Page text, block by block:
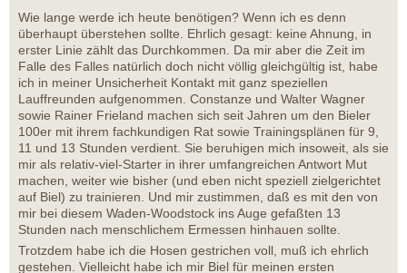
Wie lange werde ich heute benötigen? Wenn ich es denn
überhaupt überstehen sollte. Ehrlich gesagt: keine Ahnung, in
erster Linie zählt das Durchkommen. Da mir aber die Zeit im
Falle des Falles natürlich doch nicht völlig gleichgültig ist, habe
ich in meiner Unsicherheit Kontakt mit ganz speziellen
Lauffreunden aufgenommen. Constanze und Walter Wagner
sowie Rainer Frieland machen sich seit Jahren um den Bieler
100er mit ihrem fachkundigen Rat sowie Trainingsplänen für 9,
11 und 13 Stunden verdient. Sie beruhigen mich insoweit, als sie
mir als relativ-viel-Starter in ihrer umfangreichen Antwort Mut
machen, weiter wie bisher (und eben nicht speziell zielgerichtet
auf Biel) zu trainieren. Und mir zustimmen, daß es mit den von
mir bei diesem Waden-Woodstock ins Auge gefaßten 13
Stunden nach menschlichem Ermessen hinhauen sollte.
Trotzdem habe ich die Hosen gestrichen voll, muß ich ehrlich
gestehen. Vielleicht habe ich mir Biel für meinen ersten